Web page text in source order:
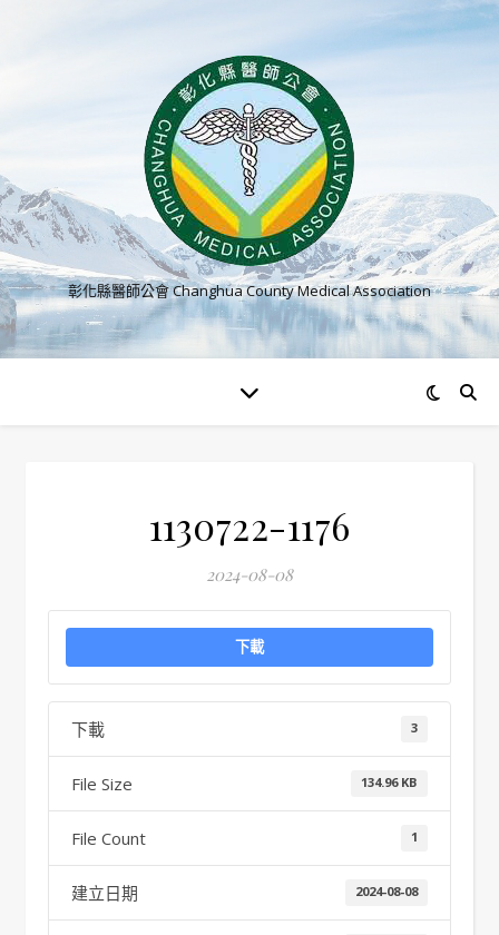
彰化縣醫師公會 Changhua County Medical Association
1130722-1176
2024-08-08
下載
下載 3
File Size 134.96 KB
File Count 1
建立日期 2024-08-08